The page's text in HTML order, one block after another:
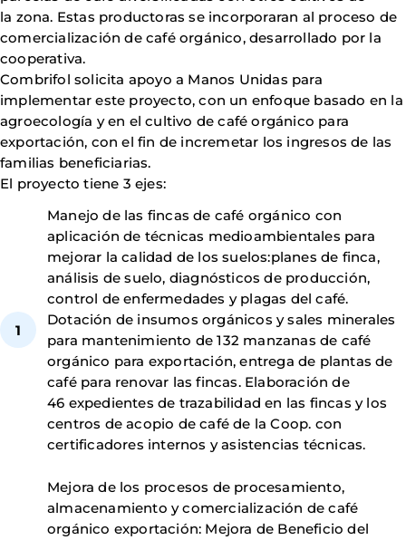
la zona. Estas productoras se incorporaran al proceso de
comercialización de café orgánico, desarrollado por la
cooperativa.
Combrifol solicita apoyo a Manos Unidas para
implementar este proyecto, con un enfoque basado en la
agroecología y en el cultivo de café orgánico para
exportación, con el fin de incremetar los ingresos de las
familias beneficiarias.
El proyecto tiene 3 ejes:
Manejo de las fincas de café orgánico con
aplicación de técnicas medioambientales para
mejorar la calidad de los suelos:planes de finca,
análisis de suelo, diagnósticos de producción,
control de enfermedades y plagas del café.
Dotación de insumos orgánicos y sales minerales
para mantenimiento de 132 manzanas de café
orgánico para exportación, entrega de plantas de
café para renovar las fincas. Elaboración de
46 expedientes de trazabilidad en las fincas y los
centros de acopio de café de la Coop. con
certificadores internos y asistencias técnicas.
Mejora de los procesos de procesamiento,
almacenamiento y comercialización de café
orgánico exportación: Mejora de Beneficio del